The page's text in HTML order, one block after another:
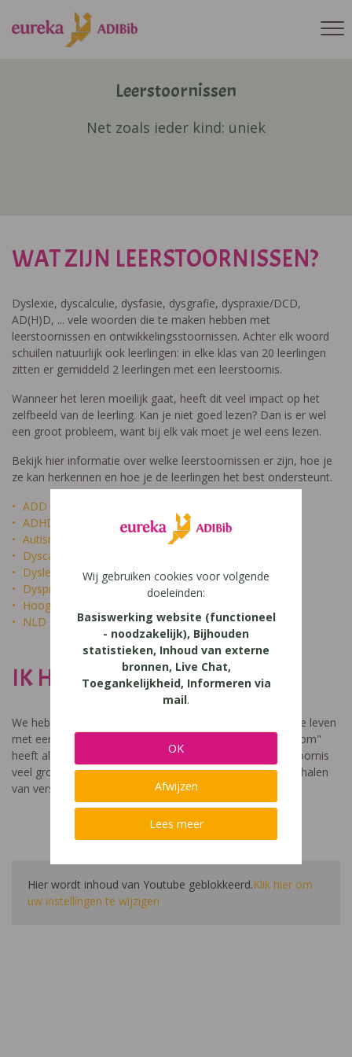
Leerstoornissen
Net zoals ieder kind: uniek
WAT ZIJN LEERSTOORNISSEN?
Dyslexie, dyscalculie, dysfasie, dysgrafie, dyspraxie/DCD,
AD(H)D, ... vele woorden die te maken hebben met
leerstoornissen en ontwikkelingsstoornissen. Achter elk woord
schuilen natuurlijk ook leerlingen: in elke klas van 20 leerlingen
zitten er gemiddeld 2 leerlingen met een leerstoornis.
Wanneer het leren moeilijk gaat, heeft dit veel impact op het
zelfbeeld van de leerling. Kan je niet goed lezen? Dan is er wel
een groot probleem, want bij elk vak moet je wel eens lezen.
Bekijk hier informatie over welke leerstoornissen er zijn, hoe je
ze kan herkennen en hoe je de leerlingen het best ondersteunt.
ADD
ADHD
Autisme
Dyscalculie
Dyslexie
Dyspraxie
Hoogbegaafdheid
NLD
IK HEET NIET DOM
We hebben een video gemaakt die toont hoe het is om te leven
met een leerstoornis. De film met als titel: "Ik heet niet dom"
heeft als doel aan te tonen dat de impact van een leerstoornis
veel groter is dan enkel wat je ziet in de klas. Je hoort verhalen
van verschillende leerlingen en ouders.
Hier wordt inhoud van Youtube geblokkeerd.Klik hier om
uw instellingen te wijzigen
Wij gebruiken cookies voor volgende
doeleinden:
Basiswerking website (functioneel
- noodzakelijk), Bijhouden
statistieken, Inhoud van externe
bronnen, Live Chat,
Toegankelijkheid, Informeren via
mail.
OK
Afwijzen
Lees meer